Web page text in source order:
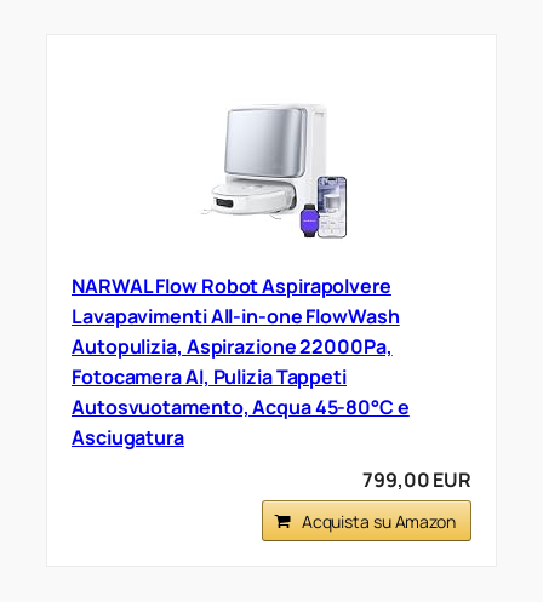
NARWAL Flow Robot Aspirapolvere
Lavapavimenti All-in-one FlowWash
Autopulizia, Aspirazione 22000Pa,
Fotocamera AI, Pulizia Tappeti
Autosvuotamento, Acqua 45-80°C e
Asciugatura
799,00 EUR
Acquista su Amazon